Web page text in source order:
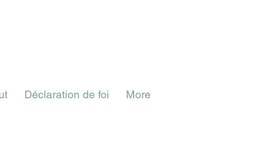
Déclaration de foi More